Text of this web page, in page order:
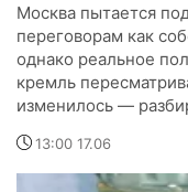
Москва пытается
переговорам как
однако реальное
кремль
изменилось —
13:00 17.06